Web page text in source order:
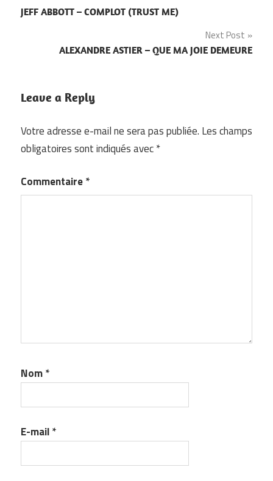
de
l’article
JEFF ABBOTT – COMPLOT (TRUST ME)
Next Post
ALEXANDRE ASTIER – QUE MA JOIE DEMEURE
Leave a Reply
Votre adresse e-mail ne sera pas publiée. Les champs
obligatoires sont indiqués avec*
Commentaire*
Nom*
E-mail*